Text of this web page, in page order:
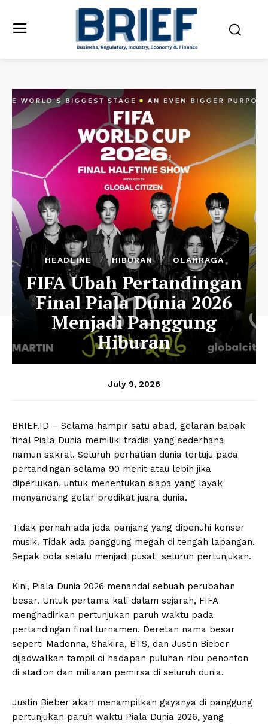
HEADLINE HIBURAN OLAHRAGA
FIFA Ubah Pertandingan
Final Piala Dunia 2026
Menjadi Panggung
Hiburan
July 9, 2026
BRIEF.ID – Selama hampir satu abad, gelaran babak
final Piala Dunia memiliki tradisi yang sederhana
namun sakral. Seluruh perhatian dunia tertuju pada
pertandingan selama 90 menit atau lebih jika
diperlukan, untuk menentukan siapa yang layak
menyandang gelar predikat juara dunia.
Tidak pernah ada jeda panjang yang dipenuhi konser
musik. Tidak ada panggung megah di tengah lapangan.
Sepak bola selalu menjadi pusat seluruh pertunjukan.
Kini, Piala Dunia 2026 menandai sebuah perubahan
besar. Untuk pertama kali dalam sejarah, FIFA
menghadirkan pertunjukan paruh waktu pada
pertandingan final turnamen. Deretan nama besar
seperti Madonna, Shakira, BTS, dan Justin Bieber
dijadwalkan tampil di hadapan puluhan ribu penonton
di stadion dan miliaran pemirsa di seluruh dunia.
Justin Bieber akan menampilkan gayanya di panggung
pertunjukan paruh waktu Piala Dunia 2026, yang